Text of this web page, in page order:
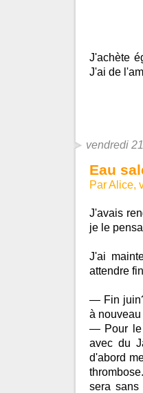
J'achète
J'ai de
vendredi
Eau
Par Alice,
J'avais
je le
J'ai
attendre
— Fin
à
— Pour le
avec du
d'abord
sera